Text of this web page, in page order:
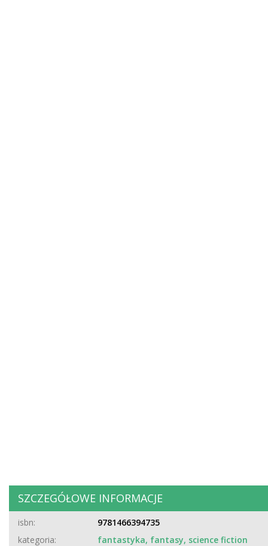
SZCZEGÓŁOWE INFORMACJE
isbn:
9781466394735
kategoria:
fantastyka, fantasy, science fiction